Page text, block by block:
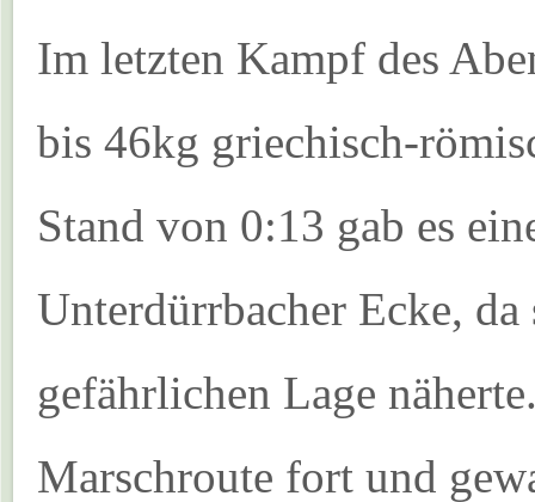
Im letzten Kampf des
bis 46kg griechisch-
Stand von 0:13 gab es
Unterdürrbacher Ecke,
gefährlichen Lage
Marschroute fort und